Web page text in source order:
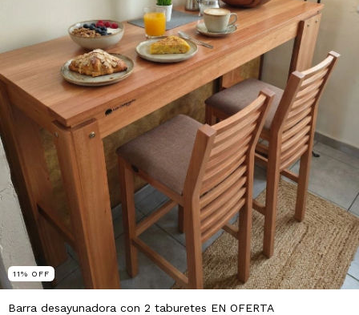
11% OFF
Barra desayunadora con 2 taburetes EN OFERTA